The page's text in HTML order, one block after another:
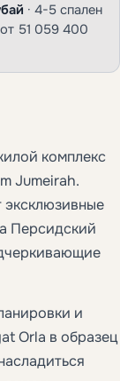
· 4-5 спален
от 51 059 400
комплекс
Jumeirah.
эксклюзивные
Персидский
и
Orla в образец